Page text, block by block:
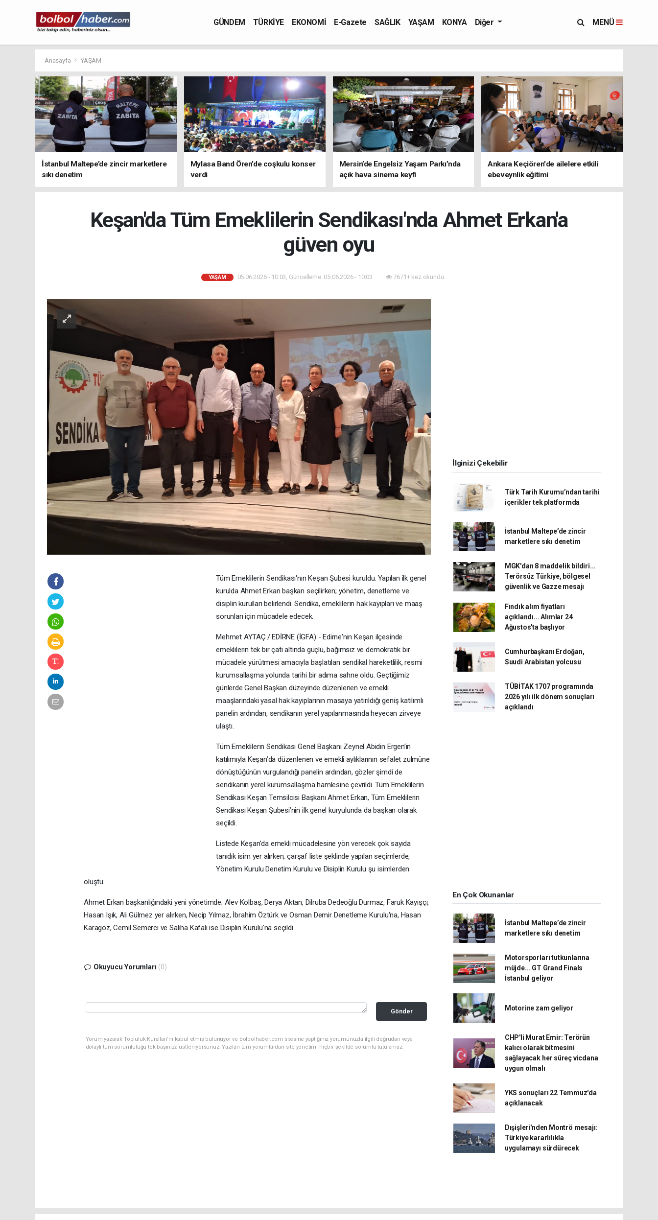
GÜNDEM TÜRKİYE EKONOMİ E-Gazete SAĞLIK YAŞAM KONYA Diğer MENÜ
Anasayfa YAŞAM
İstanbul Maltepe’de zincir marketlere
sıkı denetim
Mylasa Band Ören’de coşkulu konser
verdi
Mersin’de Engelsiz Yaşam Parkı’nda
açık hava sinema keyfi
Ankara Keçiören'de ailelere etkili
ebeveynlik eğitimi
Keşan'da Tüm Emeklilerin Sendikası'nda Ahmet Erkan'a
güven oyu
YAŞAM 05.06.2026 - 10:03, Güncelleme: 05.06.2026 - 10:03 7671+ kez okundu.
Tüm Emeklilerin Sendikası'nın Keşan Şubesi kuruldu. Yapılan ilk genel
kurulda Ahmet Erkan başkan seçilirken; yönetim, denetleme ve
disiplin kurulları belirlendi. Sendika, emeklilerin hak kayıpları ve maaş
sorunları için mücadele edecek.
Mehmet AYTAÇ / EDİRNE (İGFA) - Edirne'nin Keşan ilçesinde
emeklilerin tek bir çatı altında güçlü, bağımsız ve demokratik bir
mücadele yürütmesi amacıyla başlatılan sendikal hareketlilik, resmi
kurumsallaşma yolunda tarihi bir adıma sahne oldu. Geçtiğimiz
günlerde Genel Başkan düzeyinde düzenlenen ve emekli
maaşlarındaki yasal hak kayıplarının masaya yatırıldığı geniş katılımlı
panelin ardından, sendikanın yerel yapılanmasında heyecan zirveye
ulaştı.
Tüm Emeklilerin Sendikası Genel Başkanı Zeynel Abidin Ergen’in
katılımıyla Keşan’da düzenlenen ve emekli aylıklarının sefalet zulmüne
dönüştüğünün vurgulandığı panelin ardından, gözler şimdi de
sendikanın yerel kurumsallaşma hamlesine çevrildi. Tüm Emeklilerin
Sendikası Keşan Temsilcisi Başkanı Ahmet Erkan, Tüm Emeklilerin
Sendikası Keşan Şubesi’nin ilk genel kuryulunda da başkan olarak
seçildi.
Listede Keşan’da emekli mücadelesine yön verecek çok sayıda
tanıdık isim yer alırken, çarşaf liste şeklinde yapılan seçimlerde,
Yönetim Kurulu Denetim Kurulu ve Disiplin Kurulu şu isimlerden
oluştu.
Ahmet Erkan başkanlığındaki yeni yönetimde; Alev Kolbaş, Derya Aktan, Dilruba Dedeoğlu Durmaz, Faruk Kayışçı,
Hasan Işık, Ali Gülmez yer alırken, Necip Yılmaz, İbrahim Öztürk ve Osman Demir Denetleme Kurulu'na, Hasan
Karagöz, Cemil Semerci ve Saliha Kafalı ise Disiplin Kurulu'na seçildi.
Okuyucu Yorumları (0)
Gönder
Yorum yazarak Topluluk Kuralları’nı kabul etmiş bulunuyor ve bolbolhaber.com sitesine yaptığınız yorumunuzla ilgili doğrudan veya
dolaylı tüm sorumluluğu tek başınıza üstleniyorsunuz. Yazılan tüm yorumlardan site yönetimi hiçbir şekilde sorumlu tutulamaz.
İlginizi Çekebilir
Türk Tarih Kurumu’ndan tarihi
içerikler tek platformda
İstanbul Maltepe’de zincir
marketlere sıkı denetim
MGK'dan 8 maddelik bildiri...
Terörsüz Türkiye, bölgesel
güvenlik ve Gazze mesajı
Fındık alım fiyatları
açıklandı... Alımlar 24
Ağustos'ta başlıyor
Cumhurbaşkanı Erdoğan,
Suudi Arabistan yolcusu
TÜBİTAK 1707 programında
2026 yılı ilk dönem sonuçları
açıklandı
En Çok Okunanlar
İstanbul Maltepe’de zincir
marketlere sıkı denetim
Motorsporları tutkunlarına
müjde... GT Grand Finals
İstanbul geliyor
Motorine zam geliyor
CHP'li Murat Emir: Terörün
kalıcı olarak bitmesini
sağlayacak her süreç vicdana
uygun olmalı
YKS sonuçları 22 Temmuz'da
açıklanacak
Dışişleri'nden Montrö mesajı:
Türkiye kararlılıkla
uygulamayı sürdürecek